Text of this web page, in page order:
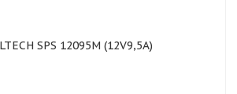
SPS 12095M (12V9,5A)